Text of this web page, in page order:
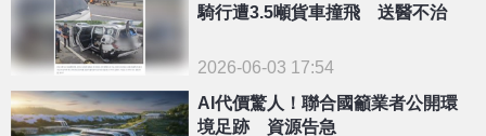
騎行遭3.5噸貨車撞飛 送醫不治
2026-06-03 17:54
AI代價驚人！聯合國籲業者公開環
境足跡 資源告急